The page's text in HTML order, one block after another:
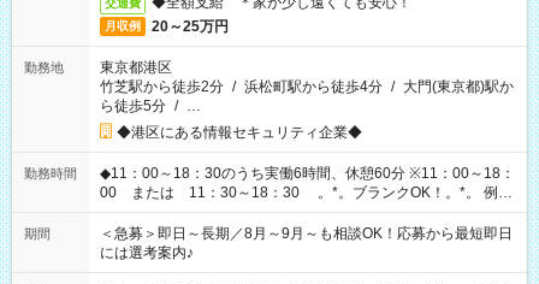
交通費
月収例 20～25万円
勤務地
東京都港区
竹芝駅から徒歩2分 / 浜松町駅から徒歩4分 / 大門(東京都)駅か
ら徒歩5分 / …
◆港区にある情報セキュリティ企業◆
勤務時間
◆11：00～18：30のうち実働6時間、休憩60分 ※11：00～18：
00 または 11：30～18：30 。*。ブランクOK！。*。 例え
ば前職が、 在宅/財団法人/事務/コールセンター/受付/販売/カフェ
スタッフ スイーツ販売/ホテルフロント/化粧品販売/など 様々な
業界から入社して活躍されています♪
期間
＜急募＞即日～長期／8月～9月～も相談OK！応募から最短即日
には選考案内♪